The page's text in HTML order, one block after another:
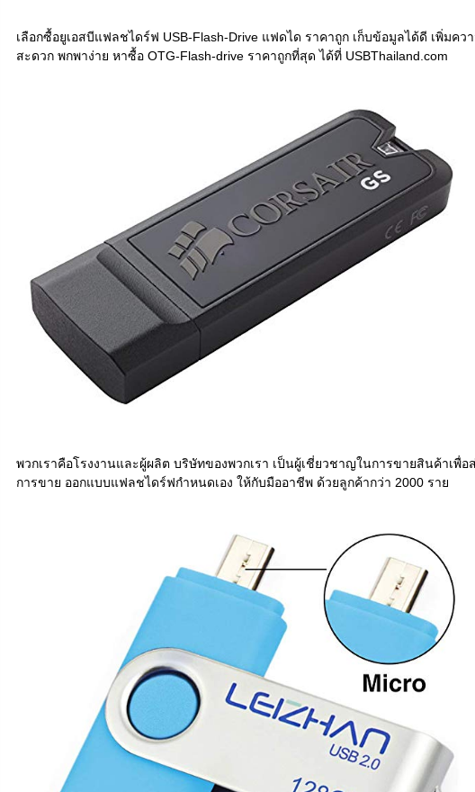
เลือกซื้อยูเอสบีแฟลชไดร์ฟ USB-Flash-Drive แฟดได ราคาถูก เก็บข้อมูลได้ดี เพิ่มคว
สะดวก พกพาง่าย หาซื้อ OTG-Flash-drive ราคาถูกที่สุด ได้ที่ USBThailand.com
พวกเราคือโรงงานและผู้ผลิต บริษัทของพวกเรา เป็นผู้เชี่ยวชาญในการขายสินค้าเพื่อ
การขาย ออกแบบแฟลชไดร์ฟกำหนดเอง ให้กับมืออาชีพ ด้วยลูกค้ากว่า 2000 ราย